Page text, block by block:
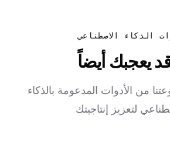
الذكاء الاصطناعي
من الأدوات المدعومة بالذكاء
لتعزيز إنتاجيتك